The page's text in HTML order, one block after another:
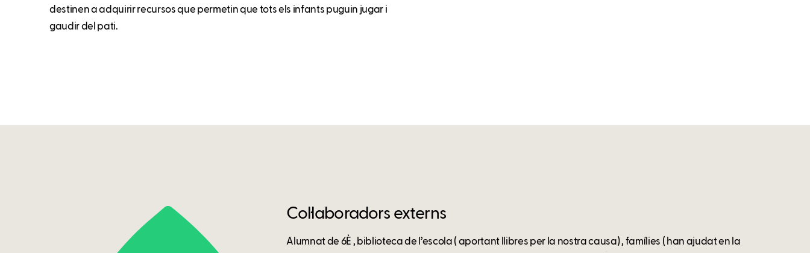
destinen a adquirir recursos que permetin que tots els infants puguin jugar i
gaudir del pati.
Col·laboradors externs
Alumnat de 6È , biblioteca de l’escola ( aportant llibres per la nostra causa) , famílies ( han ajudat en la